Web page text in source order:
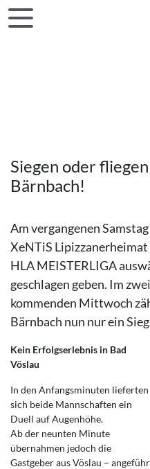
Siegen oder
Bärnbach!
Am vergangenen
XeNTiS
HLA MEISTERLIGA
geschlagen geben. Im
kommenden Mittwoch
Bärnbach nun nur ein
Kein Erfolgserlebnis in Bad
Vöslau
In den Anfangsminuten lieferten
sich beide Mannschaften ein
Duell auf Augenhöhe.
Ab der neunten Minute
übernahmen jedoch die
Gastgeber aus Vöslau –